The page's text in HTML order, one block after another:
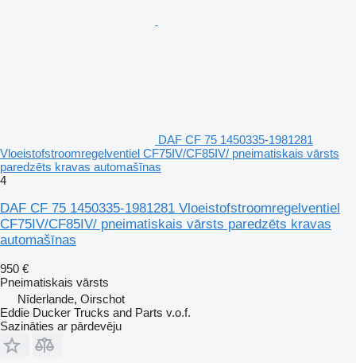
DAF CF 75 1450335-1981281
Vloeistofstroomregelventiel CF75IV/CF85IV/ pneimatiskais vārsts
paredzēts kravas automašīnas
4
DAF CF 75 1450335-1981281 Vloeistofstroomregelventiel
CF75IV/CF85IV/ pneimatiskais vārsts paredzēts kravas
automašīnas
950 €
Pneimatiskais vārsts
Nīderlande, Oirschot
Eddie Ducker Trucks and Parts v.o.f.
Sazināties ar pārdevēju